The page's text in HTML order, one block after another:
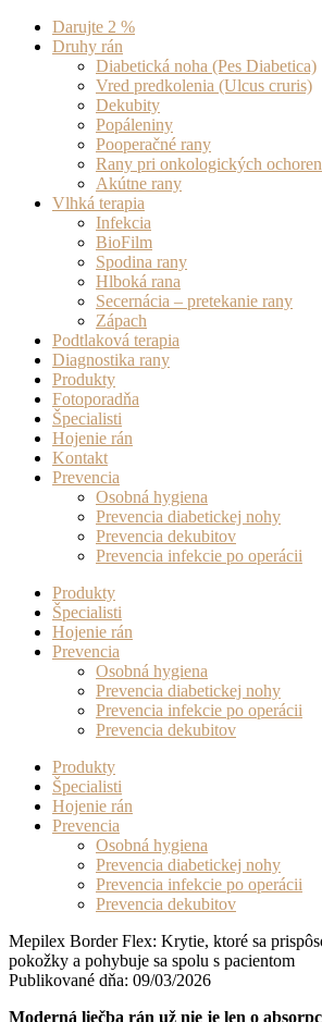
Darujte 2 %
Druhy rán
Diabetická noha (Pes Diabetica)
Vred predkolenia (Ulcus cruris)
Dekubity
Popáleniny
Pooperačné rany
Rany pri onkologických
Akútne rany
Vlhká terapia
Infekcia
BioFilm
Spodina rany
Hlboká rana
Secernácia – pretekanie rany
Zápach
Podtlaková terapia
Diagnostika rany
Produkty
Fotoporadňa
Špecialisti
Hojenie rán
Kontakt
Prevencia
Osobná hygiena
Prevencia diabetickej nohy
Prevencia dekubitov
Prevencia infekcie po operácii
Produkty
Špecialisti
Hojenie rán
Prevencia
Osobná hygiena
Prevencia diabetickej nohy
Prevencia infekcie po operácii
Prevencia dekubitov
Produkty
Špecialisti
Hojenie rán
Prevencia
Osobná hygiena
Prevencia diabetickej nohy
Prevencia infekcie po operácii
Prevencia dekubitov
Mepilex Border Flex: Krytie, ktoré sa
pokožky a pohybuje sa spolu s pacientom
Publikované dňa: 09/03/2026
Moderná liečba rán už nie je len o